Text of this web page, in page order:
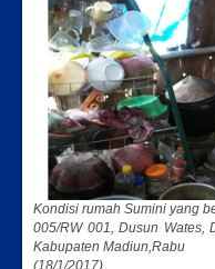
Kondisi rumah Sumini yang
005/RW 001, Dusun Wates,
Kabupaten Madiun,Rabu
(18/1/2017)